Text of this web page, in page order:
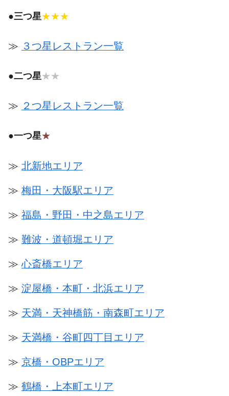
●三つ星★★★
≫ ３つ星レストラン一覧
●二つ星★★
≫ ２つ星レストラン一覧
●一つ星★
≫ 北新地エリア
≫ 梅田・大阪駅エリア
≫ 福島・野田・中之島エリア
≫ 難波・道頓堀エリア
≫心斎橋エリア
≫ 淀屋橋・本町・北浜エリア
≫ 天満・天神橋筋・南森町エリア
≫ 天満橋・谷町四丁目エリア
≫ 京橋・OBPエリア
≫ 鶴橋・上本町エリア